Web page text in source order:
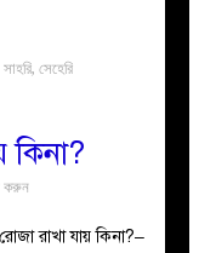
সাহরি, সেহেরি
কিনা?
করুন
রাখা যায় কিনা?–